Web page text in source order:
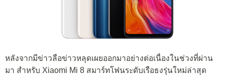
หลังจากมีข่าวลือข่าวหลุดเผยออกมาอย่างต่อเนื่องในช่วงที่ผ่าน
มา สำหรับ Xiaomi Mi 8 สมาร์ทโฟนระดับเรือธงรุ่นใหม่ล่าสุด